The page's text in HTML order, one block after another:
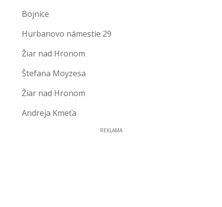
Bojnice
Hurbanovo námestie 29
Žiar nad Hronom
Štefana Moyzesa
Žiar nad Hronom
Andreja Kmeťa
REKLAMA